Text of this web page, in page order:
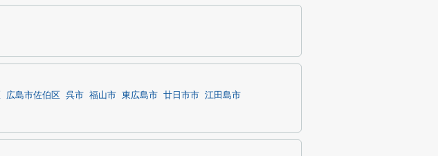
広島市佐伯区 呉市 福山市 東広島市 廿日市市 江田島市